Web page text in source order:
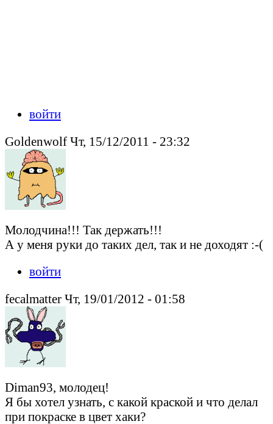
войти
Goldenwolf Чт, 15/12/2011 - 23:32
Молодчина!!! Так держать!!!
А у меня руки до таких дел, так и не доходят :-(
войти
fecalmatter Чт, 19/01/2012 - 01:58
Diman93, молодец!
Я бы хотел узнать, с какой краской и что делал
при покраске в цвет хаки?